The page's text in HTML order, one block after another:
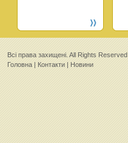
Всi права захищенi. All Rights Reserved
Головна | Контакти | Новини